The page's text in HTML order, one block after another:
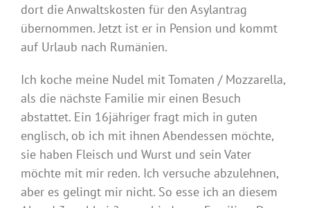
dort die Anwaltskosten für den Asylantrag
übernommen. Jetzt ist er in Pension und kommt
auf Urlaub nach Rumänien.
Ich koche meine Nudel mit Tomaten / Mozzarella,
als die nächste Familie mir einen Besuch
abstattet. Ein 16jähriger fragt mich in guten
englisch, ob ich mit ihnen Abendessen möchte,
sie haben Fleisch und Wurst und sein Vater
möchte mit mir reden. Ich versuche abzulehnen,
aber es gelingt mir nicht. So esse ich an diesem